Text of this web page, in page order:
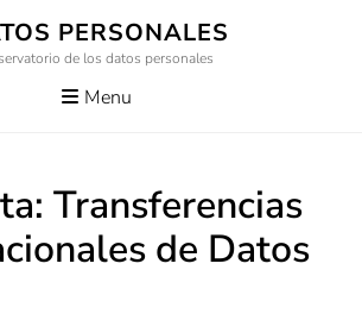
PERSONALES
de los datos personales
Menu
Transferencias
de Datos